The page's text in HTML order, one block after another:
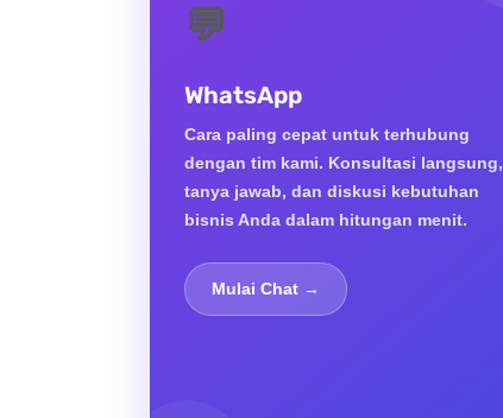
💬
WhatsApp
Cara paling cepat untuk terhubung
dengan tim kami. Konsultasi langsung,
tanya jawab, dan diskusi kebutuhan
bisnis Anda dalam hitungan menit.
Mulai Chat →